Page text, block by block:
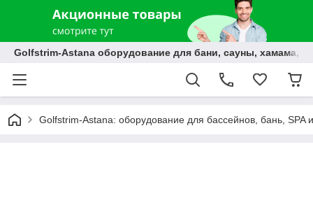
Golfstrim-Astana оборудование для бани, сауны, хамама,
Golfstrim-Astana: оборудование для бассейнов, бань, SPA